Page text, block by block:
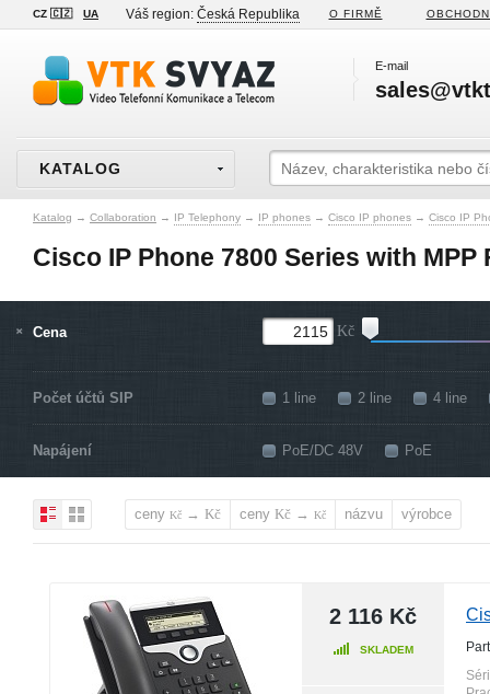
CZ 🇨🇿 UA Váš region: Česká Republika O FIRMĚ
E-mail
KATALOG
Katalog → Collaboration → IP Telephony → IP phones → Cisco IP phones → Cisco IP
Cisco IP Phone 7800 Series with MPP
Cena Kč
Počet účtů SIP 1 line 2 line 4 line
Napájení PoE/DC 48V PoE
ceny Kč → Kč ceny Kč → Kč názvu výrobce
2 116 Kč
SKLADEM